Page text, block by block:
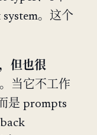
。这个
但也很
当它不工作
是 prompts